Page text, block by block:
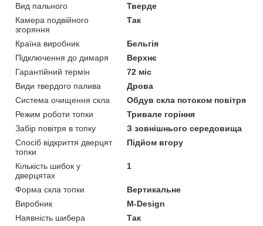
Вид пального
Тверде
Камера подвійного
згоряння
Так
Країна виробник
Бельгія
Підключення до димаря
Верхнє
Гарантійний термін
72 міс
Види твердого палива
Дрова
Система очищення скла
Обдув скла потоком повітря
Режим роботи топки
Тривале горіння
Забір повітря в топку
З зовнішнього середовища
Спосіб відкриття дверцят
топки
Підйом вгору
Кількість шибок у
дверцятах
1
Форма скла топки
Вертикальне
Виробник
M-Design
Наявність шибера
Так